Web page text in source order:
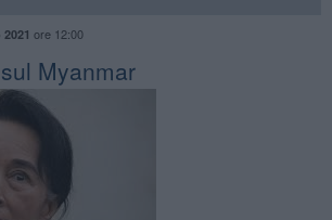
ore 12:00
Myanmar